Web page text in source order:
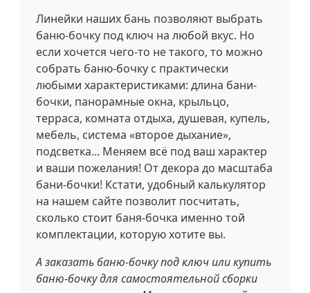
Линейки наших бань позволяют выбрать
баню-бочку под ключ на любой вкус. Но
если хочется чего-то не такого, то можно
собрать баню-бочку с практически
любыми характеристиками: длина бани-
бочки, панорамные окна, крыльцо,
терраса, комната отдыха, душевая, купель,
мебель, система «второе дыхание»,
подсветка... Меняем всё под ваш характер
и ваши пожелания! От декора до масштаба
бани-бочки! Кстати, удобный калькулятор
на нашем сайте позволит посчитать,
сколько стоит баня-бочка именно той
комплектации, которую хотите вы.
А заказать баню-бочку под ключ или купить
баню-бочку для самостоятельной сборки